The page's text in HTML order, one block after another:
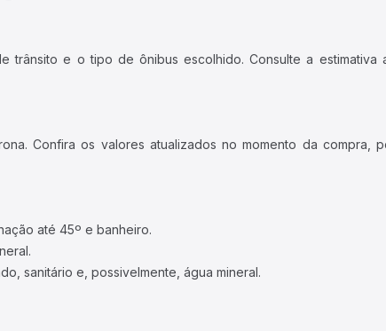
e o tipo de ônibus escolhido. Consulte a estimativa
Confira os valores atualizados no momento da compra,
até 45º e banheiro.
sanitário e, possivelmente, água mineral.